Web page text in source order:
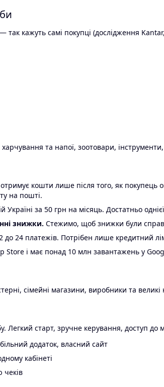
кажуть самі покупці (дослідження
та напої, зоотовари,
кошти лише після того, як
на пошті.
за 50 грн на місяць. Достатньо
знижки. Стежимо, щоб знижки були
до 24 платежів. Потрібен лише кредитний
Store і має понад 10 млн завантажень у
сімейні магазини, виробники та
старт, зручне керування, доступ до
додаток, власний сайт
кабінеті
чеків